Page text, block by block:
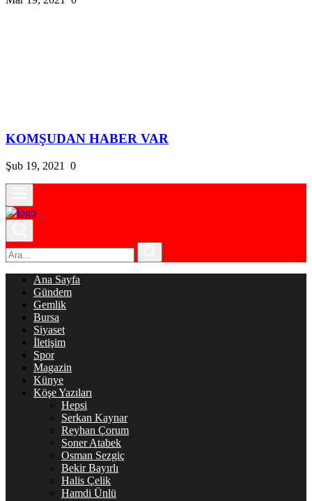
KOMŞUDAN HABER VAR
Şub 19, 2021 0
Ana Sayfa
Gündem
Gemlik
Bursa
Siyaset
İletişim
Spor
Magazin
Künye
Köşe Yazıları
Hepsi
Serkan Kaynar
Reyhan Çorum
Soner Atabek
Osman Sezgiç
Bekir Bayırlı
Halis Çelik
Hamdi Ünlü